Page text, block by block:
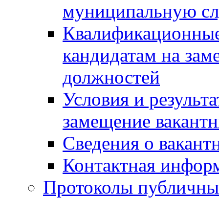
муниципальную
кандидатам на
должностей
Условия и
замещение
Сведения о
Контактная
Протоколы